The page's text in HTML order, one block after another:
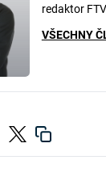
redaktor
VŠECHNY